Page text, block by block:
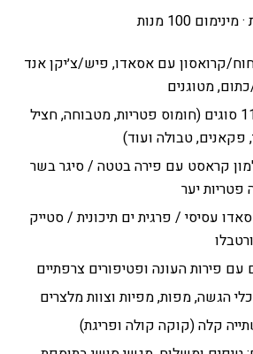
100 מנות
קרואסון עם אסאדו, פיש/צ׳יקן אנד
מטוגנים
מנה ראשונה: 11 סוגים (חומוס פטריות, מטבוחה, חציל
פקאנים, טבולה ועוד)
קראסט עם פירה בטטה / סיגר בשר
פטריות יער
עסיסי / פרגית ים תיכונית / סטייק
עם פירות העונה ופטיפורים צרפתיים
הגשה, מפות, מפיות וצוות מלצרים
קלה (קוקה קולה ופריגת)